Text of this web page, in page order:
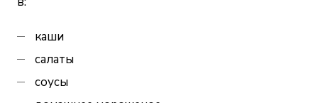
каши
салаты
соусы